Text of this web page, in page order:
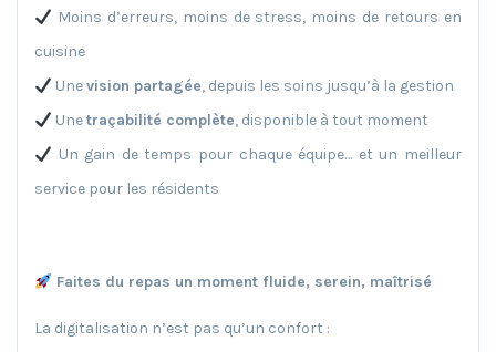
Moins d’erreurs, moins de stress, moins de retours en
cuisine
Unevision partagée, depuis les soins jusqu’à la gestion
Unetraçabilité complète, disponible à tout moment
Un gain de temps pour chaque équipe… et un meilleur
service pour les résidents
Faites du repas un moment fluide, serein, maîtrisé
La digitalisation n’est pas qu’un confort :